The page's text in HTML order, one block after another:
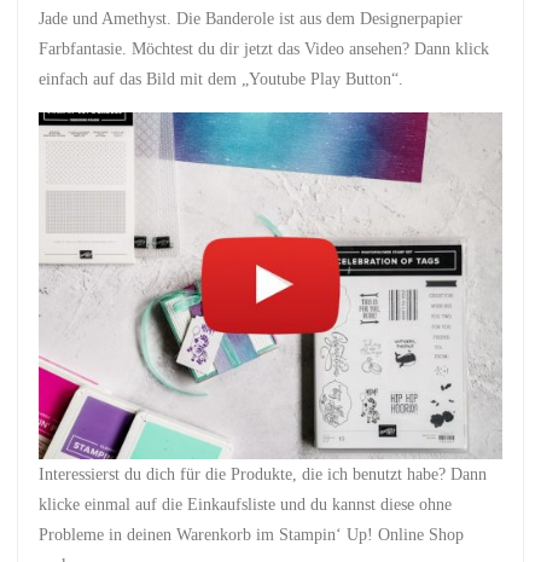
Jade und Amethyst. Die Banderole ist aus dem Designerpapier
Farbfantasie. Möchtest du dir jetzt das Video ansehen? Dann klick
einfach auf das Bild mit dem „Youtube Play Button“.
Interessierst du dich für die Produkte, die ich benutzt habe? Dann
klicke einmal auf die Einkaufsliste und du kannst diese ohne
Probleme in deinen Warenkorb im Stampin‘ Up! Online Shop